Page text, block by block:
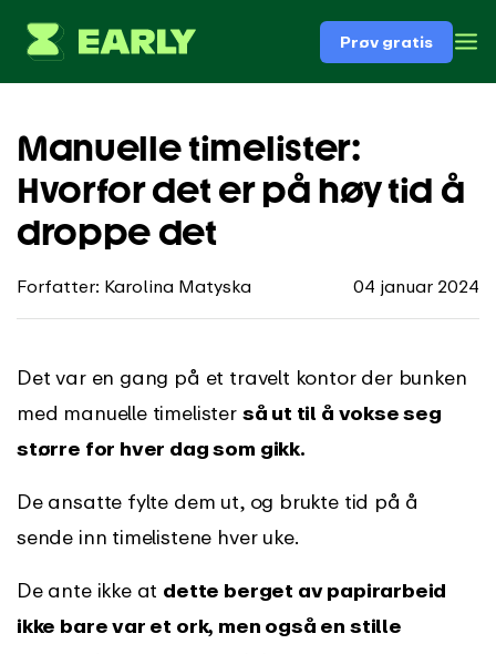
Prøv gratis
Manuelle timelister:
Hvorfor det er på høy tid å
droppe det
Forfatter: Karolina Matyska 04 januar 2024
Det var en gang på et travelt kontor der bunken
med manuelle timelister så ut til å vokse seg
større for hver dag som gikk.
De ansatte fylte dem ut, og brukte tid på å
sende inn timelistene hver uke.
De ante ikke at dette berget av papirarbeid
ikke bare var et ork, men også en stille